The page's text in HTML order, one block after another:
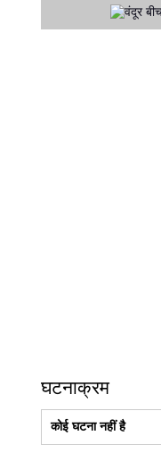
घटनाक्रम
कोई घटना नहीं है